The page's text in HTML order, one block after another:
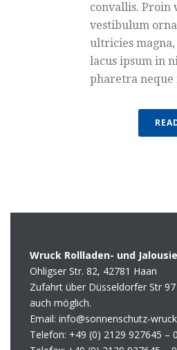
convallis. Proin
vestibulum
ultricies
lacus ipsum in
pharetra neque
Wruck Rollladen- und
Ohligser Str. 82, 42781 Haan
Zufahrt über Düsseldorfer Str
auch möglich.
Email: info@sonnenschutz-
Telefon: +49 (0) 2129 927645 – 0